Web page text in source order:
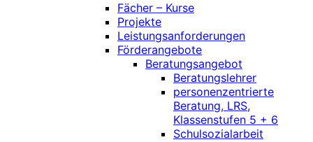
Fächer – Kurse
Projekte
Leistungsanforderungen
Förderangebote
Beratungsangebot
Beratungslehrer
personenzentrierte
Beratung, LRS,
Klassenstufen 5 + 6
Schulsozialarbeit